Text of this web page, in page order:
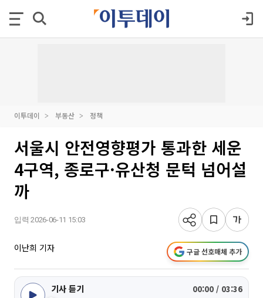
이투데이 부동산 정책
서울시 안전영향평가 통과한 세운
4구역, 종로구·유산청 문턱 넘어설
까
입력 2026-06-11 15:03
이난희 기자 구글 선호매체 추가
기사 듣기 00:00 / 03:36